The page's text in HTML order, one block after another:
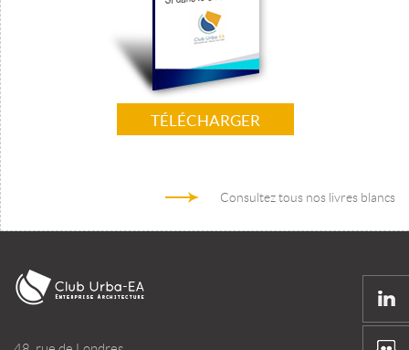
TÉLÉCHARGER
Consultez tous nos livres blancs